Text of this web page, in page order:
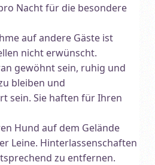
Nacht für die besondere
auf andere Gäste ist
nicht erwünscht.
gewöhnt sein, ruhig und
bleiben und
sein. Sie haften für Ihren
Hund auf dem Gelände
Leine. Hinterlassenschaften
zu entfernen.